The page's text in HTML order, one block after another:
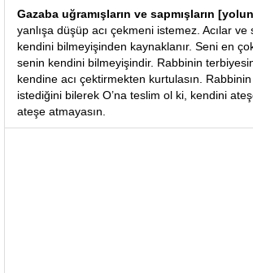
Gazaba uğramışların ve sapmışların
yanlışa düşüp acı çekmeni istemez. Acılar ve
kendini bilmeyişinden kaynaklanır. Seni en
senin kendini bilmeyişindir. Rabbinin
kendine acı çektirmekten kurtulasın.
istediğini bilerek O’na teslim ol ki, kendini
ateşe atmayasın.